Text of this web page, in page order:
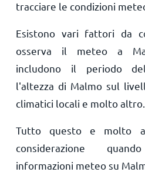
tracciare le condizioni
Esistono vari fattori da
osserva il meteo a
includono il periodo
l'altezza di Malmo sul
climatici locali e molto altro.
Tutto questo e molto
considerazione
informazioni meteo su